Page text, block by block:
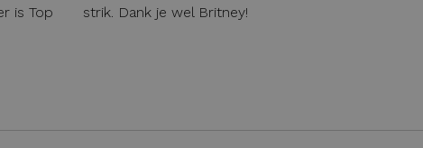
is Top
strik. Dank je wel Britney!